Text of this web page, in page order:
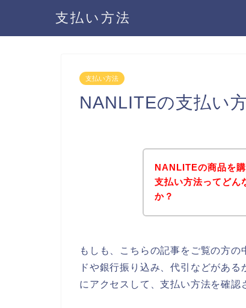
支払い方法
支払い方法
NANLITEの支払い
NANLITEの商品を
支払い方法ってどん
か？
もしも、こちらの記事をご覧の方
ドや銀行振り込み、代引などがあ
にアクセスして、支払い方法を確認